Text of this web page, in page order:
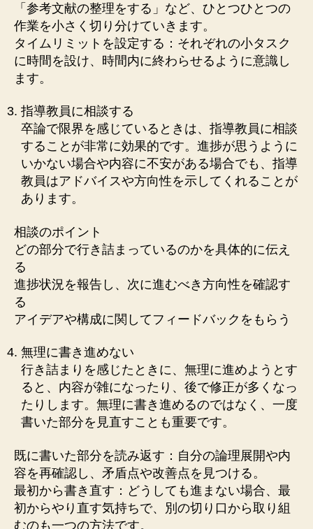
「参考文献の整理をする」など、ひとつひとつの
作業を小さく切り分けていきます。
タイムリミットを設定する：それぞれの小タスク
に時間を設け、時間内に終わらせるように意識し
ます。
指導教員に相談する
卒論で限界を感じているときは、指導教員に相談
することが非常に効果的です。進捗が思うように
いかない場合や内容に不安がある場合でも、指導
教員はアドバイスや方向性を示してくれることが
あります。
相談のポイント
どの部分で行き詰まっているのかを具体的に伝え
る
進捗状況を報告し、次に進むべき方向性を確認す
る
アイデアや構成に関してフィードバックをもらう
無理に書き進めない
行き詰まりを感じたときに、無理に進めようとす
ると、内容が雑になったり、後で修正が多くなっ
たりします。無理に書き進めるのではなく、一度
書いた部分を見直すことも重要です。
既に書いた部分を読み返す：自分の論理展開や内
容を再確認し、矛盾点や改善点を見つける。
最初から書き直す：どうしても進まない場合、最
初からやり直す気持ちで、別の切り口から取り組
むのも一つの方法です。